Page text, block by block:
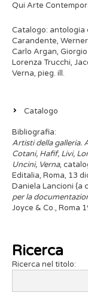
Qui Arte
Catalogo: antologia
Carandente,
Carlo Argan,
Lorenza Trucchi,
Verna, pieg. ill.
Catalogo
Bibliografia:
Artisti della galleria.
Cotani, Hafif, Livi,
Uncini, Verna,
Editalia, Roma, 13
Daniela Lancioni (a
per la
Joyce & Co., Roma
Ricerca
Ricerca nel titolo: